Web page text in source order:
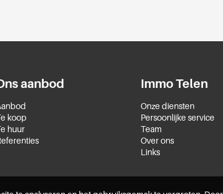
aanbod
koop
huur
Immo Telen
Onze diensten
Persoonlijke service
Team
Over ons
Links